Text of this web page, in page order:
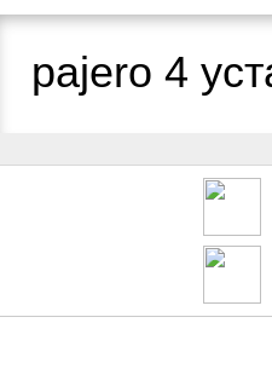
pajero 4